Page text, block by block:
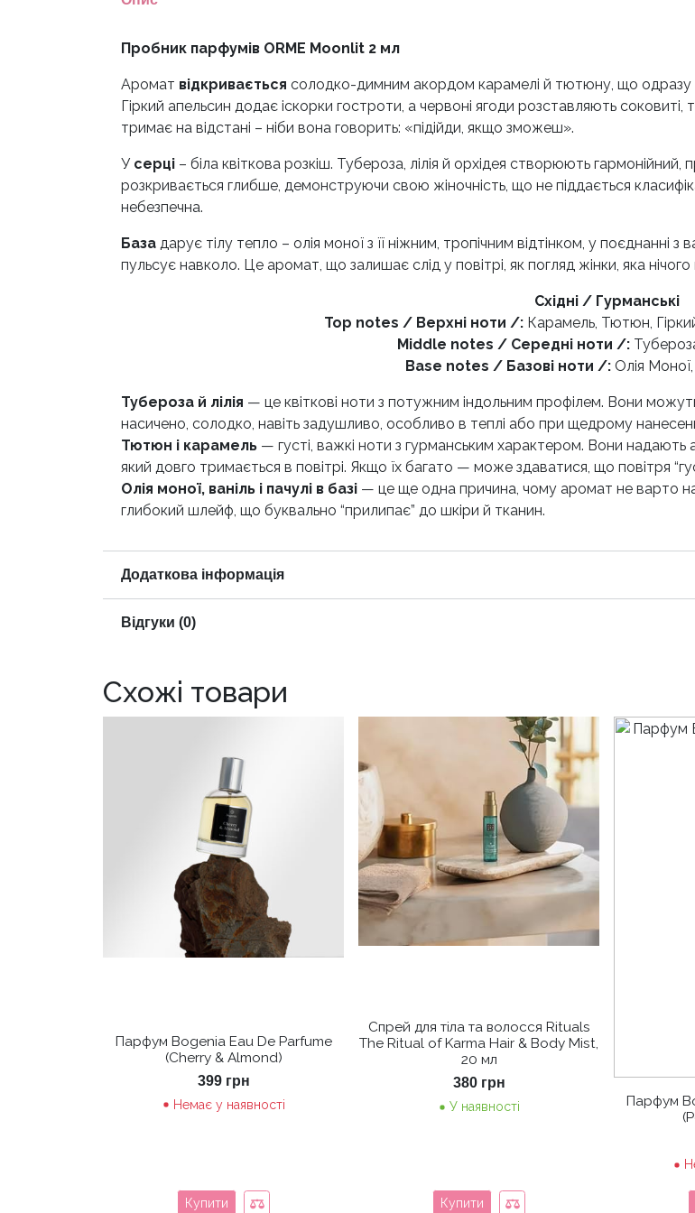
Пробник парфумів ORME Moonlit 2 мл
Аромат відкривається солодко-димним акордом карамелі й тютюну, що одразу
Гіркий апельсин додає іскорки гостроти, а червоні ягоди розставляють
тримає на відстані – ніби вона говорить: «підійди, якщо зможеш».
У серці – біла квіткова розкіш. Тубероза, лілія й орхідея створюють
розкривається глибше, демонструючи свою жіночність, що не піддається
небезпечна.
База дарує тілу тепло – олія моної з її ніжним, тропічним відтінком, у поєднанні
пульсує навколо. Це аромат, що залишає слід у повітрі, як погляд жінки, яка
Східні / Гурманські
Top notes / Верхні ноти /:Карамель, Тютюн,
Middle notes / Середні ноти /:
Base notes / Базові ноти /: Олія
Тубероза й лілія — це квіткові ноти з потужним індольним профілем. Вони
насичено, солодко, навіть задушливо, особливо в теплі або при щедрому
Тютюн і карамель — густі, важкі ноти з гурманським характером. Вони надають
який довго тримається в повітрі. Якщо їх багато — може здаватися, що повітря
Олія моної, ваніль і пачулі в базі — це ще одна причина, чому аромат не варто
глибокий шлейф, що буквально “прилипає” до шкіри й тканин.
Додаткова інформація
Відгуки (0)
Схожі товари
Парфум Bogenia Eau De Parfume
(Cherry & Almond)
399 грн
Немає у наявності
Купити
Спрей для тіла та волосся Rituals
The Ritual of Karma Hair & Body Mist,
20 мл
380 грн
У наявності
Купити
Парфум